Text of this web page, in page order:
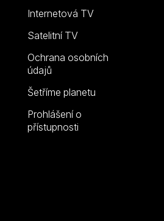
Internetová TV
Satelitní TV
Ochrana osobních
údajů
Šetříme planetu
Prohlášení o
přístupnosti